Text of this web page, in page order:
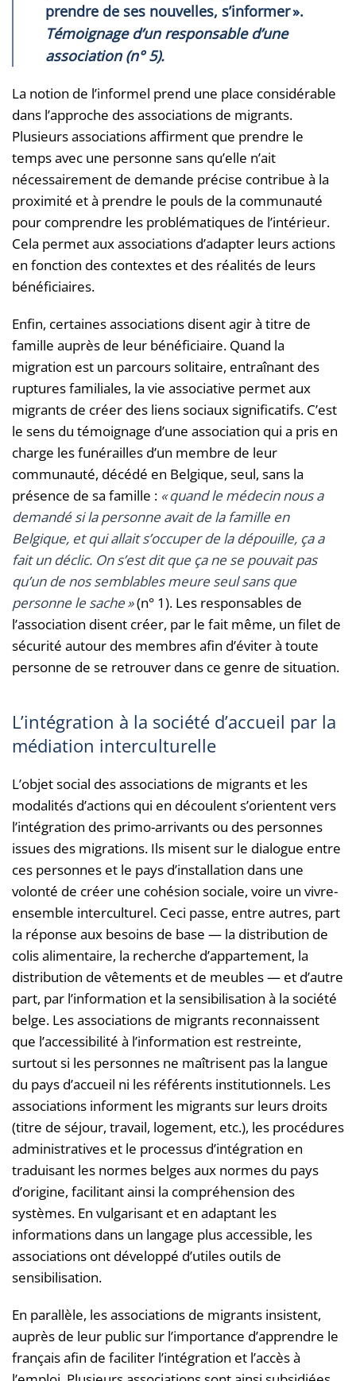
prendre de ses nouvelles, s’informer ».
Témoignage d’un responsable d’une
association (n° 5).
La notion de l’informel prend une place considérable
dans l’approche des associations de migrants.
Plusieurs associations affirment que prendre le
temps avec une personne sans qu’elle n’ait
nécessairement de demande précise contribue à la
proximité et à prendre le pouls de la communauté
pour comprendre les problématiques de l’intérieur.
Cela permet aux associations d’adapter leurs actions
en fonction des contextes et des réalités de leurs
bénéficiaires.
Enfin, certaines associations disent agir à titre de
famille auprès de leur bénéficiaire. Quand la
migration est un parcours solitaire, entraînant des
ruptures familiales, la vie associative permet aux
migrants de créer des liens sociaux significatifs. C’est
le sens du témoignage d’une association qui a pris en
charge les funérailles d’un membre de leur
communauté, décédé en Belgique, seul, sans la
présence de sa famille : «quand le médecin nous a
demandé si la personne avait de la famille en
Belgique, et qui allait s’occuper de la dépouille, ça a
fait un déclic. On s’est dit que ça ne se pouvait pas
qu’un de nos semblables meure seul sans que
personne le sache»(n° 1). Les responsables de
l’association disent créer, par le fait même, un filet de
sécurité autour des membres afin d’éviter à toute
personne de se retrouver dans ce genre de situation.
L’intégration à la société d’accueil par la
médiation interculturelle
L’objet social des associations de migrants et les
modalités d’actions qui en découlent s’orientent vers
l’intégration des primo-arrivants ou des personnes
issues des migrations. Ils misent sur le dialogue entre
ces personnes et le pays d’installation dans une
volonté de créer une cohésion sociale, voire un vivre-
ensemble interculturel. Ceci passe, entre autres, part
la réponse aux besoins de base — la distribution de
colis alimentaire, la recherche d’appartement, la
distribution de vêtements et de meubles — et d’autre
part, par l’information et la sensibilisation à la société
belge. Les associations de migrants reconnaissent
que l’accessibilité à l’information est restreinte,
surtout si les personnes ne maîtrisent pas la langue
du pays d’accueil ni les référents institutionnels. Les
associations informent les migrants sur leurs droits
(titre de séjour, travail, logement, etc.), les procédures
administratives et le processus d’intégration en
traduisant les normes belges aux normes du pays
d’origine, facilitant ainsi la compréhension des
systèmes. En vulgarisant et en adaptant les
informations dans un langage plus accessible, les
associations ont développé d’utiles outils de
sensibilisation.
En parallèle, les associations de migrants insistent,
auprès de leur public sur l’importance d’apprendre le
français afin de faciliter l’intégration et l’accès à